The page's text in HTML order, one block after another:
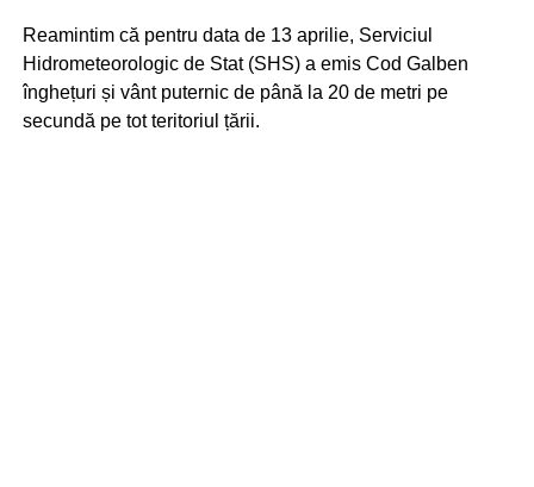
Reamintim că pentru data de 13 aprilie, Serviciul
Hidrometeorologic de Stat (SHS) a emis Cod Galben
înghețuri și vânt puternic de până la 20 de metri pe
secundă pe tot teritoriul țării.